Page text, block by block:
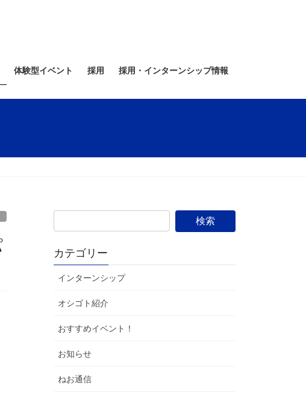
体験型イベント 採用 採用・インターンシップ情報
カテゴリー
インターンシップ
オシゴト紹介
おすすめイベント！
お知らせ
ねお通信